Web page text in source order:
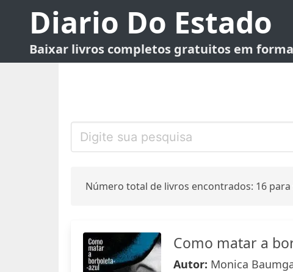
Diario Do Estado
Baixar livros completos gratuitos em
Número total de livros encontrados: 16
Como matar a
Autor: Monica